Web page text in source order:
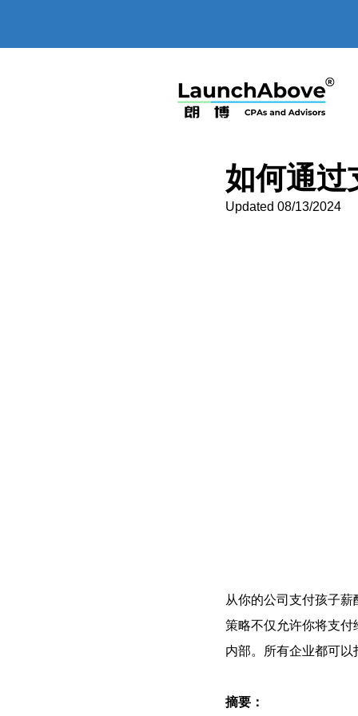
如何通过
Updated 08/13/2024
从你的公司支付孩子
策略不仅允许你将支
内部。所有企业都可
摘要：